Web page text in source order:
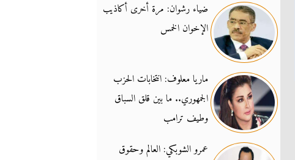
ضياء رشوان: مرة أخرى أكاذيب
الإخوان الخمس
ماريا معلوف: انتخابات الحزب
الجمهوري.. ما بين قلق السباق
وطيف ترامب
عمرو الشوبكي: العالم وحقوق